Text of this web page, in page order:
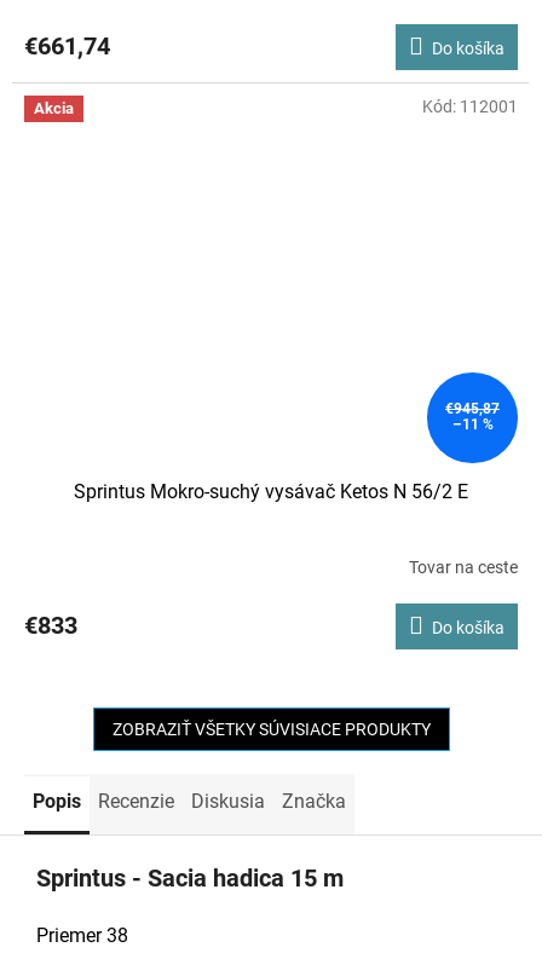
€661,74 Do košíka
Akcia
€945,87
–11 %
Sprintus Mokro-suchý vysávač Ketos N 56/2 E
Tovar na ceste
€833 Do košíka
Kód: 112001
ZOBRAZIŤ VŠETKY SÚVISIACE PRODUKTY
Popis Recenzie Diskusia Značka
Sprintus - Sacia hadica 15 m
Priemer 38